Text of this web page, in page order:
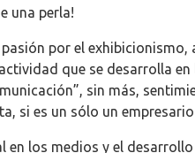
una perla!
por el exhibicionismo,
que se desarrolla en
sin más,
si es un sólo un
en los medios y el